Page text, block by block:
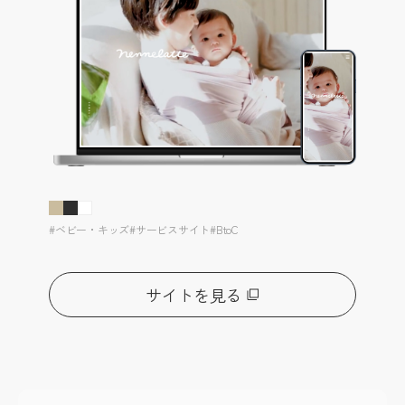
#ベビー・キッズ#サービスサイト#BtoC
サイトを見る